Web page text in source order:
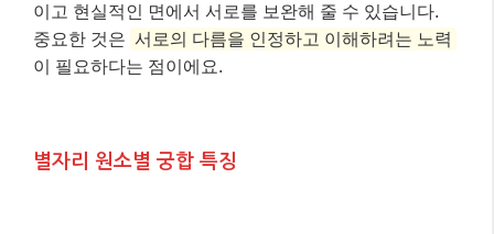
이고 현실적인 면에서 서로를 보완해 줄 수 있습니다.
중요한 것은 서로의 다름을 인정하고 이해하려는 노력
이 필요하다는 점이에요.
별자리 원소별 궁합 특징